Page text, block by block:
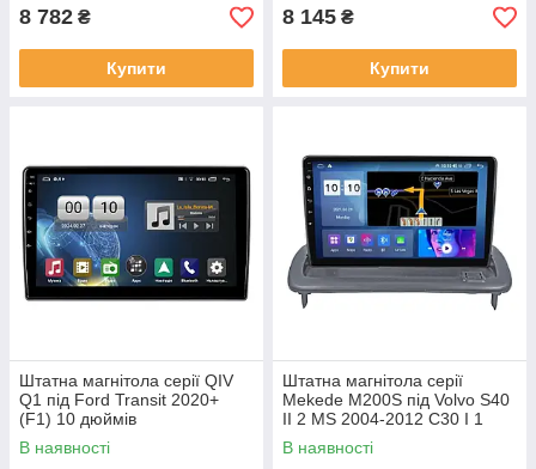
8 782 ₴
Купити
8 145 ₴
Купити
Штатна магнітола серії QIV
Q1 під Ford Transit 2020+
(F1) 10 дюймів
В наявності
Штатна магнітола серії
Mekede M200S під Volvo S40
II 2 MS 2004-2012 C30 I 1
2006-2013 C70 II 2 2005-2013
(W1)
В наявності